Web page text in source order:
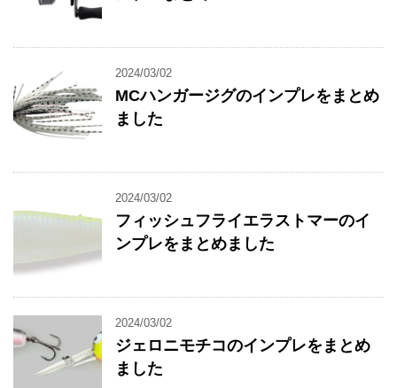
2024/03/02
MCハンガージグのインプレをまとめ
ました
2024/03/02
フィッシュフライエラストマーのイ
ンプレをまとめました
2024/03/02
ジェロニモチコのインプレをまとめ
ました